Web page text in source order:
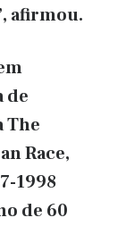
afirmou.
de
The
Race,
1998
de 60